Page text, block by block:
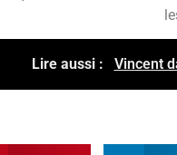
Lire aussi : Vincent